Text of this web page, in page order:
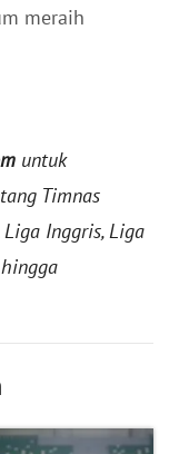
meraih
untuk
Timnas
Liga Inggris, Liga